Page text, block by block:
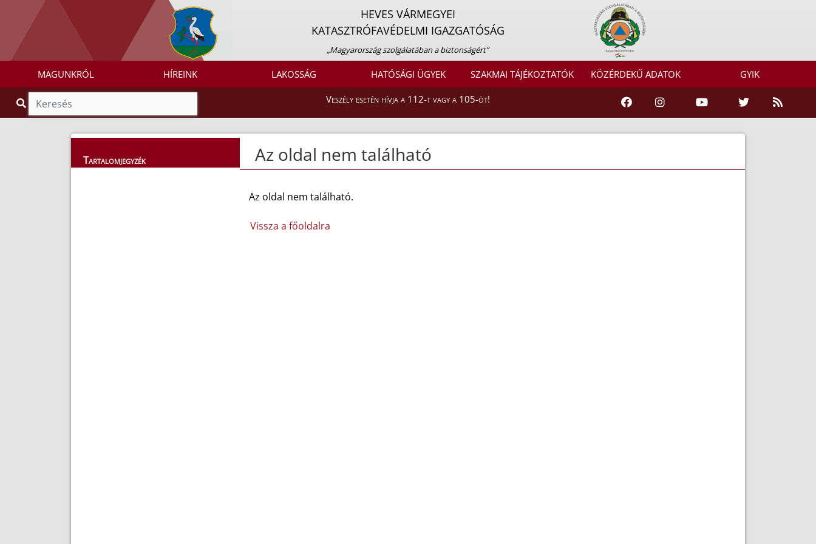
HEVES VÁRMEGYEI
KATASZTRÓFAVÉDELMI IGAZGATÓSÁG
„Magyarország szolgálatában a biztonságért”
MAGUNKRÓL HÍREINK LAKOSSÁG HATÓSÁGI ÜGYEK SZAKMAI TÁJÉKOZTATÓK KÖZÉRDEKŰ ADATOK GYIK
Veszély esetén hívja a 112-t vagy a 105-öt!
Tartalomjegyzék Az oldal nem található
Az oldal nem található.
Vissza a főoldalra